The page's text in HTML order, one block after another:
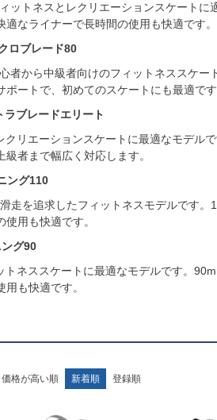
ットネスとレクリエーションスケート
なライナーで長時間の使用も快適です。
ロブレード80
者から中級者向けのフィットネススケ
ートで、初めてのスケートにも最適です
ブレードエリート
クリエーションスケートに最適なモデル
者まで幅広く対応します。
ング110
走を追求したフィットネスモデルです
用も快適です。
グ90
トネススケートに最適なモデルです。
も快適です。
価格が高い順 新着順 登録順